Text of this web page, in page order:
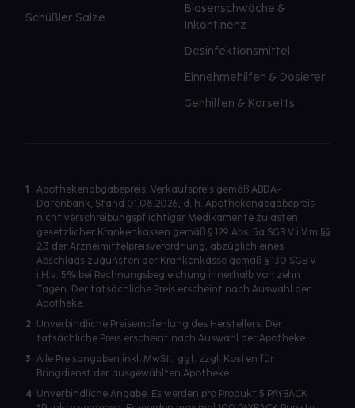
Schüßler Salze
Blasenschwäche &
Inkontinenz
Desinfektionsmittel
Einnehmehilfen & Dosierer
Gehhilfen & Korsetts
1
Apothekenabgabepreis: Verkaufspreis gemäß ABDA-
Datenbank, Stand 01.08.2026, d. h. Apothekenabgabepreis
nicht verschreibungspflichtiger Medikamente zulasten
gesetzlicher Krankenkassen gemäß § 129 Abs. 5a SGB V i.V.m §§
2,3 der Arzneimittelpreisverordnung, abzüglich eines
Abschlags zugunsten der Krankenkasse gemäß § 130 SGB V
i.H.v. 5% bei Rechnungsbegleichung innerhalb von zehn
Tagen. Der tatsächliche Preis erscheint nach Auswahl der
Apotheke.
2 Unverbindliche Preisempfehlung des Herstellers. Der
tatsächliche Preis erscheint nach Auswahl der Apotheke.
3 Alle Preisangaben inkl. MwSt., ggf. zzgl. Kosten für
Bringdienst der ausgewählten Apotheke.
4 Unverbindliche Angabe. Es werden pro Produkt 5 PAYBACK